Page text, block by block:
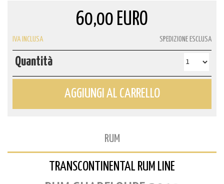
60,00 EURO
IVA INCLUSA SPEDIZIONE ESCLUSA
Quantità
AGGIUNGI AL CARRELLO
RUM
TRANSCONTINENTAL RUM LINE